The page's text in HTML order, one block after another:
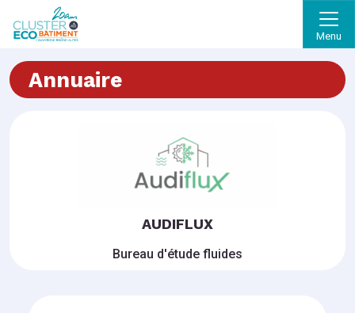
Menu
Annuaire
AUDIFLUX
Bureau d'étude fluides